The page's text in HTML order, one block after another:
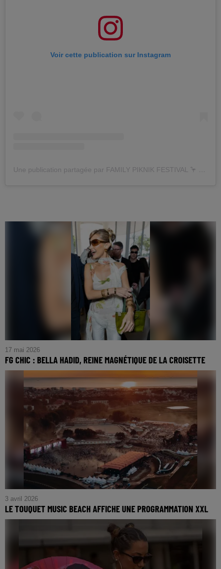
Voir cette publication sur Instagram
Une publication partagée par FAMILY PIKNIK FESTIVAL 🦩 (@familypiknikofc)
17 mai 2026
FG CHIC : BELLA HADID, REINE MAGNÉTIQUE DE LA CROISETTE
FG CHIC : Bella Hadid, Reine Magnétique de la Croisette
3 avril 2026
LE TOUQUET MUSIC BEACH AFFICHE UNE PROGRAMMATION XXL